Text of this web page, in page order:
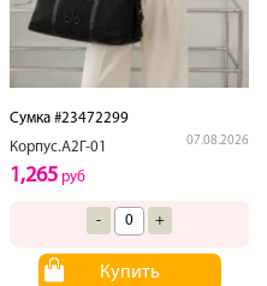
Сумка #23472299
Корпус.А2Г-01
07.08.2026
1,265 руб
- +
Купить